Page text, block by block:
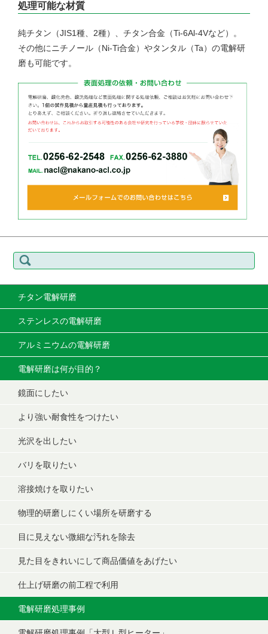
処理可能な材質
純チタン（JIS1種、2種）、チタン合金（Ti-6Al-4Vなど）。
その他にニチノール（Ni-Ti合金）やタンタル（Ta）の電解研
磨も可能です。
索:
チタン電解研磨
ステンレスの電解研磨
アルミニウムの電解研磨
電解研磨は何が目的？
鏡面にしたい
より強い耐食性をつけたい
光沢を出したい
バリを取りたい
溶接焼けを取りたい
物理的研磨しにくい場所を研磨する
目に見えない微細な汚れを除去
見た目をきれいにして商品価値をあげたい
仕上げ研磨の前工程で利用
電解研磨処理事例